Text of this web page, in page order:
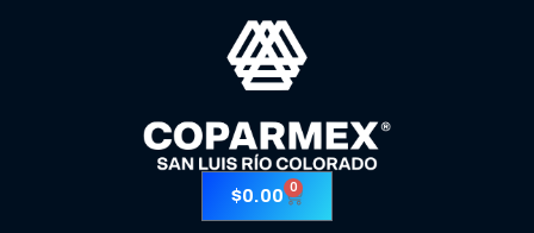
$0.00 0